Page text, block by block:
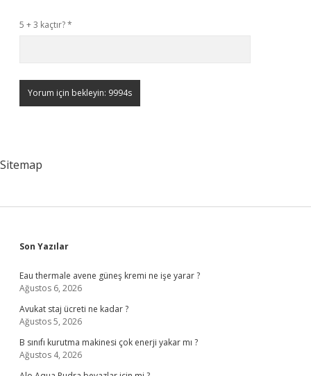
5 + 3 kaçtır?*
Sitemap
Sidebar
Son Yazılar
Eau thermale avene güneş kremi ne işe yarar ?
Ağustos 6, 2026
Avukat staj ücreti ne kadar ?
Ağustos 5, 2026
B sınıfı kurutma makinesi çok enerji yakar mı ?
Ağustos 4, 2026